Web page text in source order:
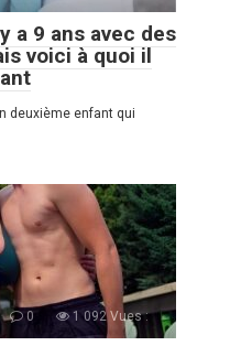
a 9 ans avec des
voici à quoi il
deuxième enfant qui
0 1 092 Vues :